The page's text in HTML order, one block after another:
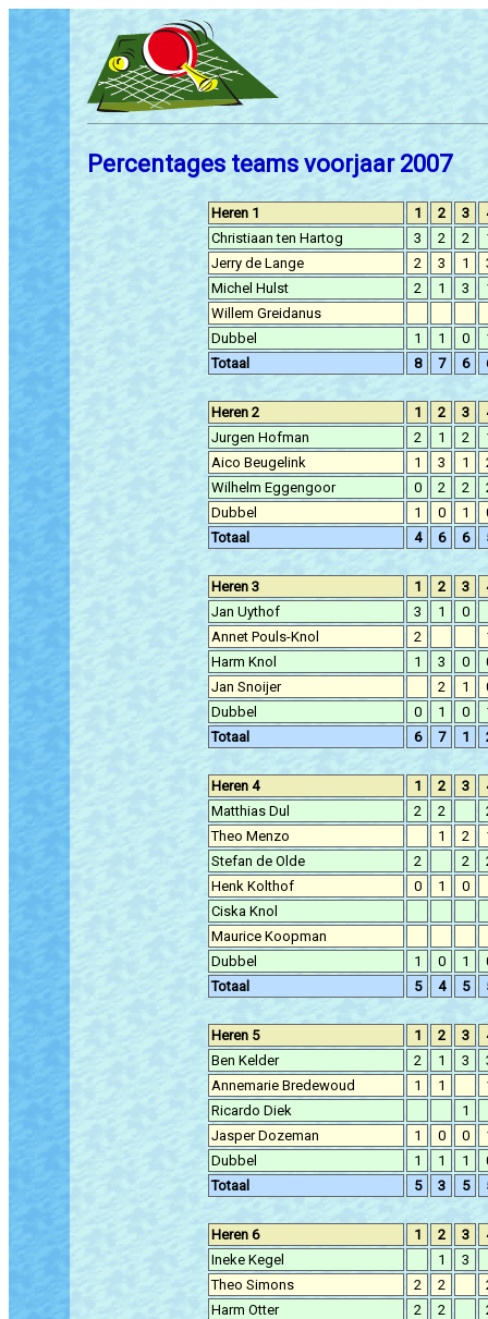
Percentages teams voorjaar 2007
Heren 1 1 2 3
Christiaan ten Hartog
3 2 2
Jerry de Lange
2 3 1
Michel Hulst
2 1 3
Willem Greidanus
Dubbel
1 1 0
Totaal
8 7 6
Heren 2 1 2 3
Jurgen Hofman
2 1 2
Aico Beugelink
1 3 1
Wilhelm Eggengoor
0 2 2
Dubbel
1 0 1
Totaal
4 6 6
Heren 3 1 2 3
Jan Uythof
3 1
0
Annet Pouls-Knol
2
Harm Knol
1 3 0
Jan Snoijer
2 1
Dubbel
0 1 0
Totaal
6 7 1
Heren 4 1 2 3
Matthias Dul
2 2
Theo Menzo
1 2
Stefan de Olde
2 2
Henk Kolthof
0 1
0
Ciska Knol
Maurice Koopman
Dubbel
1 0 1
Totaal
5 4 5
Heren 5 1 2 3
Ben Kelder
2 1 3
Annemarie Bredewoud
1 1
Ricardo Diek
1
Jasper Dozeman
1 0 0
Dubbel
1 1 1
Totaal
5 3 5
Heren 6 1 2 3
Ineke Kegel
1
3
Theo Simons
2 2
Harm Otter
2 2